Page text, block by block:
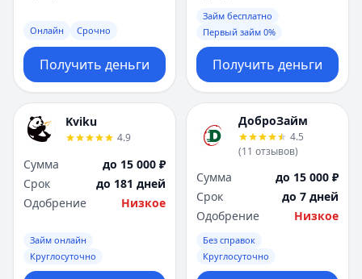
Онлайн Срочно
Получить деньги
Займ бесплатно
Первый займ 0%
Получить деньги
Kviku
4.9
Сумма
до 15 000 ₽
Срок
до 181 дней
Одобрение
Низкое
Займ онлайн
Круглосуточно
ДоброЗайм
4.5
(11 отзывов)
Сумма
до 15 000 ₽
Срок
до 7 дней
Одобрение
Низкое
Без справок
Круглосуточно